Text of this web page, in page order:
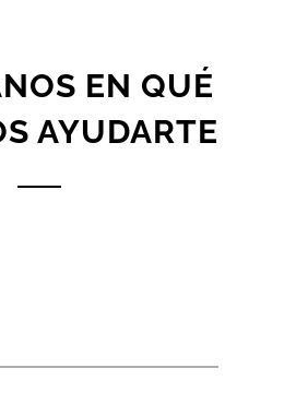
EN QUÉ
AYUDARTE